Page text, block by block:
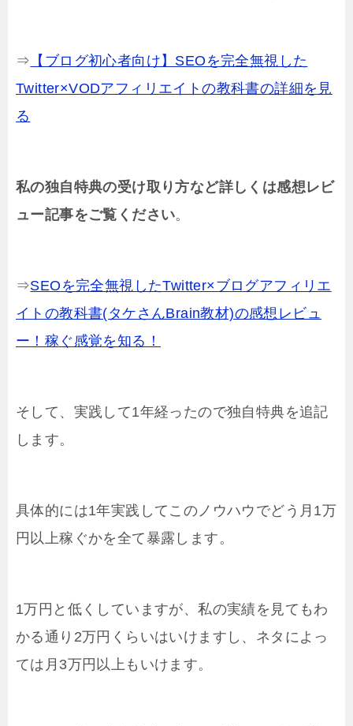
⇒ 【ブログ初心者向け】SEOを完全無視した
Twitter×VODアフィリエイトの教科書の詳細を見
る
私の独自特典の受け取り方など詳しくは感想レビ
ュー記事をご覧ください。
⇒SEOを完全無視したTwitter×ブログアフィリエ
イトの教科書(タケさんBrain教材)の感想レビュ
ー！稼ぐ感覚を知る！
そして、実践して1年経ったので独自特典を追記
します。
具体的には1年実践してこのノウハウでどう月1万
円以上稼ぐかを全て暴露します。
1万円と低くしていますが、私の実績を見てもわ
かる通り2万円くらいはいけますし、ネタによっ
ては月3万円以上もいけます。